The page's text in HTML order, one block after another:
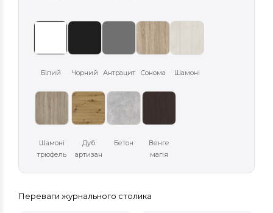
Білий Чорний Антрацит Сонома Шамоні
Шамоні
трюфель
Дуб
артизан
Бетон
Венге
магія
Переваги журнального столика